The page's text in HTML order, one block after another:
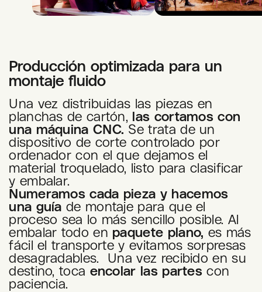
Producción optimizada para un
montaje fluido
Una vez distribuidas las piezas en
planchas de cartón, las cortamos con
una máquina CNC. Se trata de un
dispositivo de corte controlado por
ordenador con el que dejamos el
material troquelado, listo para clasificar
y embalar.
Numeramos cada pieza y hacemos
una guíade montaje para que el
proceso sea lo más sencillo posible. Al
embalar todo en paquete plano, es más
fácil el transporte y evitamos sorpresas
desagradables. Una vez recibido en su
destino, toca encolar las partescon
paciencia.